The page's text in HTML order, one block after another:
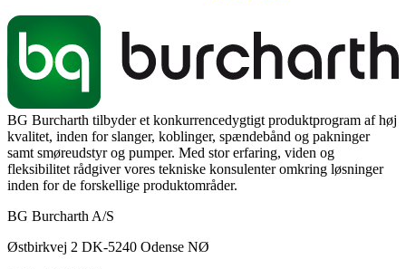
BG Burcharth tilbyder et konkurrencedygtigt produktprogram af høj
kvalitet, inden for slanger, koblinger, spændebånd og pakninger
samt smøreudstyr og pumper. Med stor erfaring, viden og
fleksibilitet rådgiver vores tekniske konsulenter omkring løsninger
inden for de forskellige produktområder.
BG Burcharth A/S
Østbirkvej 2 DK-5240 Odense NØ